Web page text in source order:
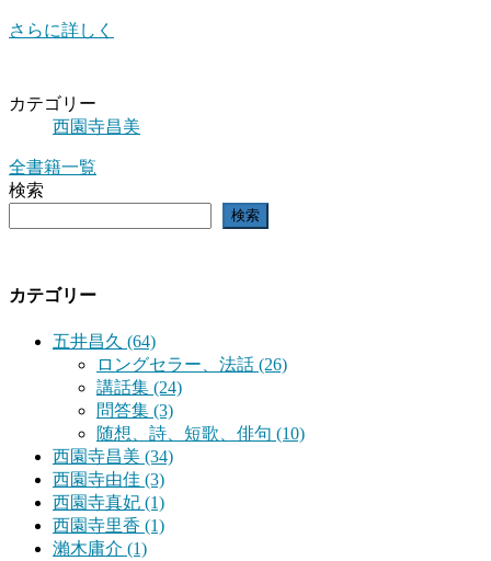
さらに詳しく
カテゴリー
西園寺昌美
全書籍一覧
検索
検索
カテゴリー
五井昌久 (64)
ロングセラー、法話 (26)
講話集 (24)
問答集 (3)
随想、詩、短歌、俳句 (10)
西園寺昌美 (34)
西園寺由佳 (3)
西園寺真妃 (1)
西園寺里香 (1)
瀨木庸介 (1)